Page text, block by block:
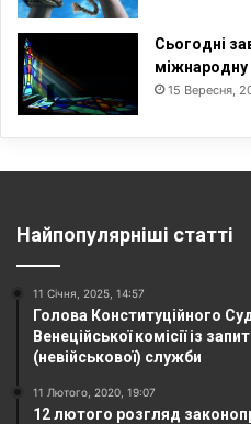
Сьогодні
міжнародну
15 Вересня,
Найпопулярніші статті
11 Січня, 2025, 14:57
Голова Конституційного
Венеційської комісії із
(невійськової) служби
11 Лютого, 2020, 19:07
12 лютого розгляд